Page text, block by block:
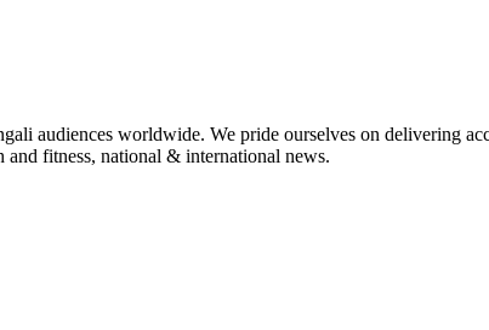
audiences worldwide. We pride ourselves on delivering
and fitness, national & international news.